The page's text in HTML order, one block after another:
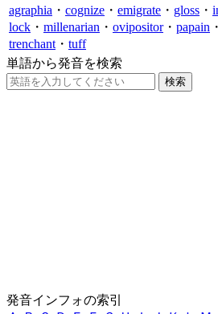
agraphia ・ cognize ・ emigrate ・ gloss ・
lock ・ millenarian ・ ovipositor・ papain ・
trenchant ・ tuff
単語から発音を検索
発音インフォの索引